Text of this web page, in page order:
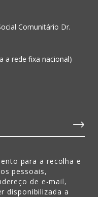
Comunitário Dr.
a rede fixa nacional)
para a recolha e
pessoais,
de e-mail,
disponibilizada a